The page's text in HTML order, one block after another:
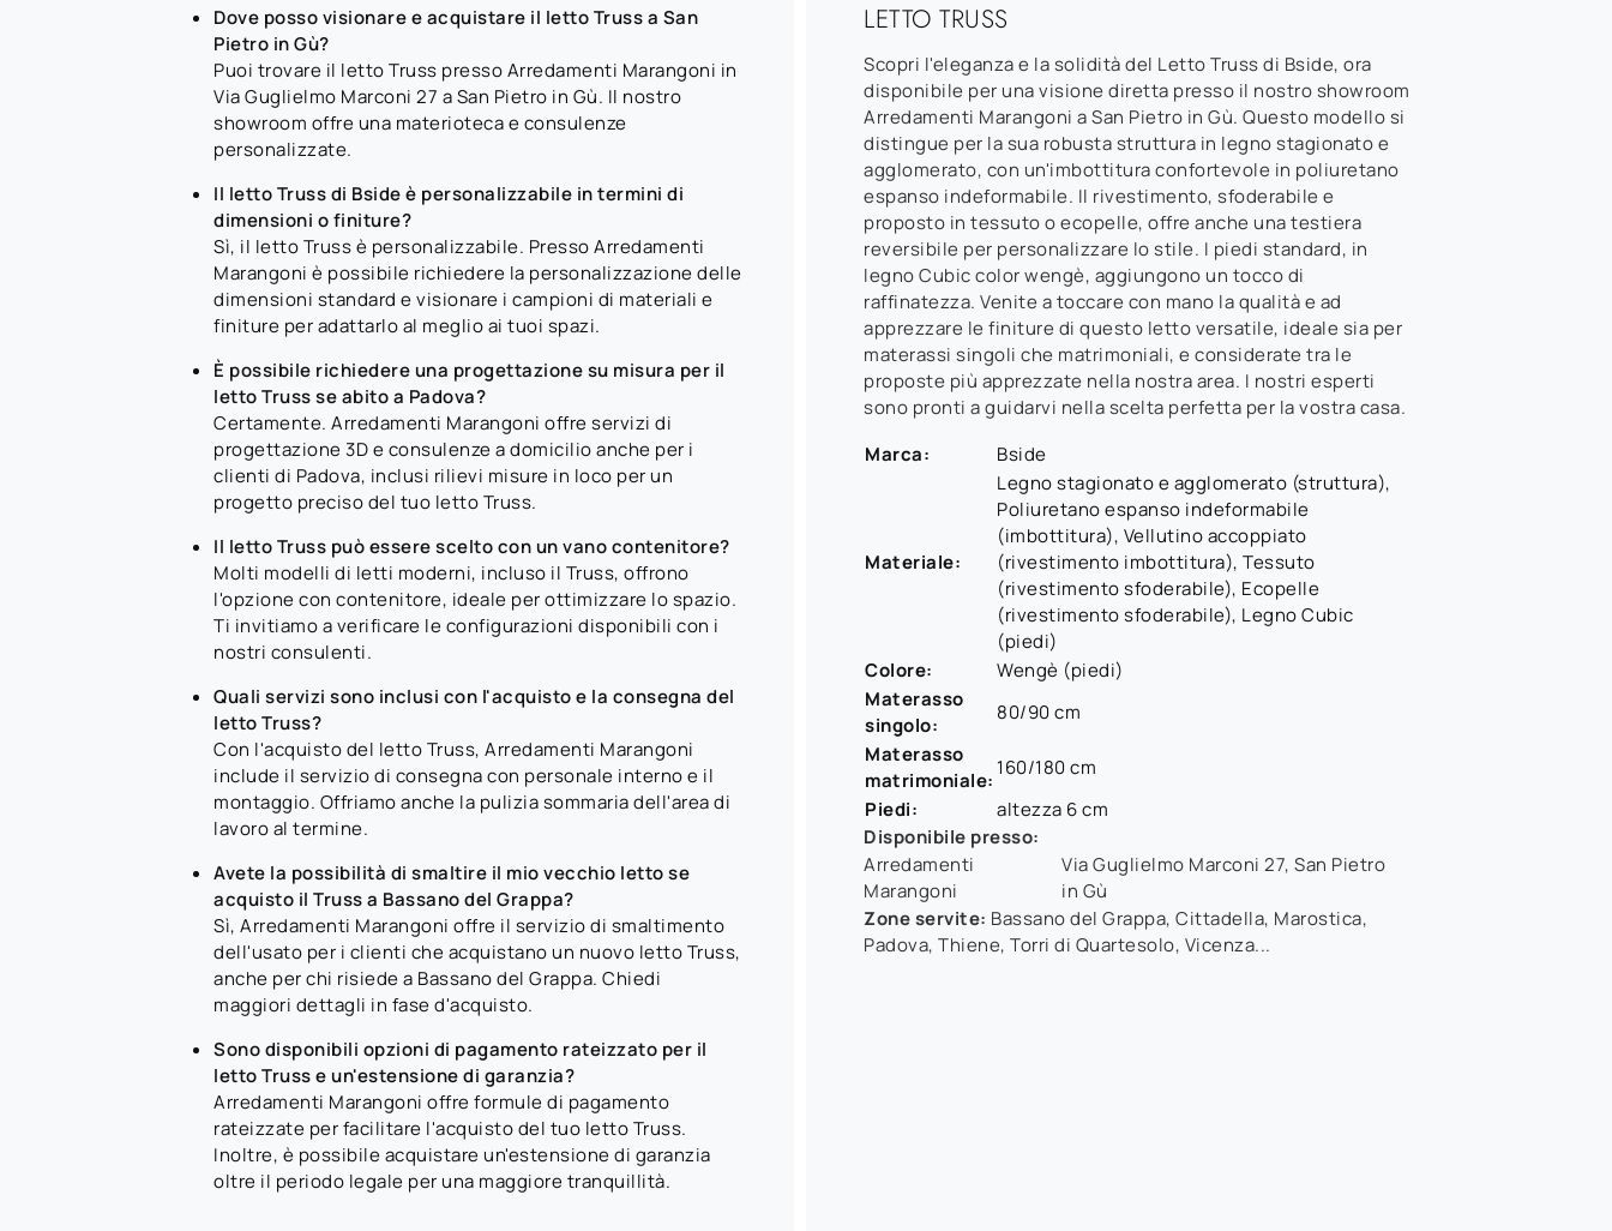
Dove posso visionare e acquistare il letto Truss a San
Pietro in Gù?
Puoi trovare il letto Truss presso Arredamenti Marangoni in
Via Guglielmo Marconi 27 a San Pietro in Gù. Il nostro
showroom offre una materioteca e consulenze
personalizzate.
Il letto Truss di Bside è personalizzabile in termini di
dimensioni o finiture?
Sì, il letto Truss è personalizzabile. Presso Arredamenti
Marangoni è possibile richiedere la personalizzazione delle
dimensioni standard e visionare i campioni di materiali e
finiture per adattarlo al meglio ai tuoi spazi.
È possibile richiedere una progettazione su misura per il
letto Truss se abito a Padova?
Certamente. Arredamenti Marangoni offre servizi di
progettazione 3D e consulenze a domicilio anche per i
clienti di Padova, inclusi rilievi misure in loco per un
progetto preciso del tuo letto Truss.
Il letto Truss può essere scelto con un vano contenitore?
Molti modelli di letti moderni, incluso il Truss, offrono
l'opzione con contenitore, ideale per ottimizzare lo spazio.
Ti invitiamo a verificare le configurazioni disponibili con i
nostri consulenti.
Quali servizi sono inclusi con l'acquisto e la consegna del
letto Truss?
Con l'acquisto del letto Truss, Arredamenti Marangoni
include il servizio di consegna con personale interno e il
montaggio. Offriamo anche la pulizia sommaria dell'area di
lavoro al termine.
Avete la possibilità di smaltire il mio vecchio letto se
acquisto il Truss a Bassano del Grappa?
Sì, Arredamenti Marangoni offre il servizio di smaltimento
dell'usato per i clienti che acquistano un nuovo letto Truss,
anche per chi risiede a Bassano del Grappa. Chiedi
maggiori dettagli in fase d'acquisto.
Sono disponibili opzioni di pagamento rateizzato per il
letto Truss e un'estensione di garanzia?
Arredamenti Marangoni offre formule di pagamento
rateizzate per facilitare l'acquisto del tuo letto Truss.
Inoltre, è possibile acquistare un'estensione di garanzia
oltre il periodo legale per una maggiore tranquillità.
LETTO TRUSS
Scopri l'eleganza e la solidità del Letto Truss di Bside, ora
disponibile per una visione diretta presso il nostro showroom
Arredamenti Marangoni a San Pietro in Gù. Questo modello si
distingue per la sua robusta struttura in legno stagionato e
agglomerato, con un'imbottitura confortevole in poliuretano
espanso indeformabile. Il rivestimento, sfoderabile e
proposto in tessuto o ecopelle, offre anche una testiera
reversibile per personalizzare lo stile. I piedi standard, in
legno Cubic color wengè, aggiungono un tocco di
raffinatezza. Venite a toccare con mano la qualità e ad
apprezzare le finiture di questo letto versatile, ideale sia per
materassi singoli che matrimoniali, e considerate tra le
proposte più apprezzate nella nostra area. I nostri esperti
sono pronti a guidarvi nella scelta perfetta per la vostra casa.
Marca:
Bside
Materiale:
Legno stagionato e agglomerato (struttura),
Poliuretano espanso indeformabile
(imbottitura), Vellutino accoppiato
(rivestimento imbottitura), Tessuto
(rivestimento sfoderabile), Ecopelle
(rivestimento sfoderabile), Legno Cubic
(piedi)
Colore:
Wengè (piedi)
Materasso
singolo:
80/90 cm
Materasso
matrimoniale:
160/180 cm
Piedi:
altezza 6 cm
Disponibile presso:
Arredamenti
Marangoni
Via Guglielmo Marconi 27,San Pietro
in Gù
Zone servite: Bassano del Grappa, Cittadella, Marostica,
Padova, Thiene, Torri di Quartesolo, Vicenza...